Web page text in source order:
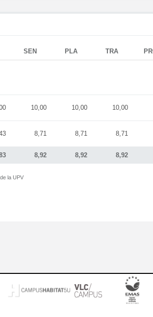
SEN PLA TRA
8,92 8,92 8,92
10,00 10,00 10,00
8,71 8,71 8,71
la UPV